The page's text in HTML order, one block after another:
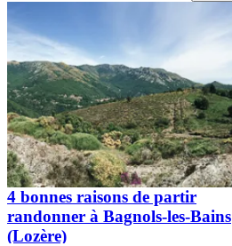
4 bonnes raisons de partir
randonner à Bagnols-les-Bains
(Lozère)